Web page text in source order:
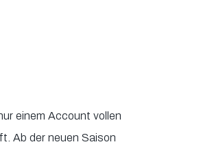
einem Account vollen
Ab der neuen Saison